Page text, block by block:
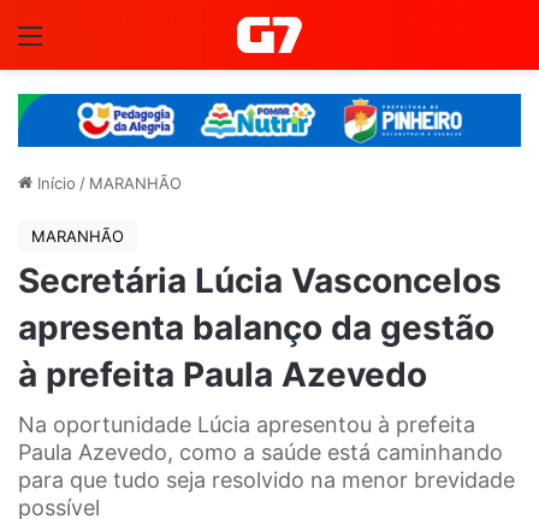
Início / MARANHÃO
MARANHÃO
Secretária Lúcia Vasconcelos
apresenta balanço da gestão
à prefeita Paula Azevedo
Na oportunidade Lúcia apresentou à prefeita
Paula Azevedo, como a saúde está caminhando
para que tudo seja resolvido na menor brevidade
possível